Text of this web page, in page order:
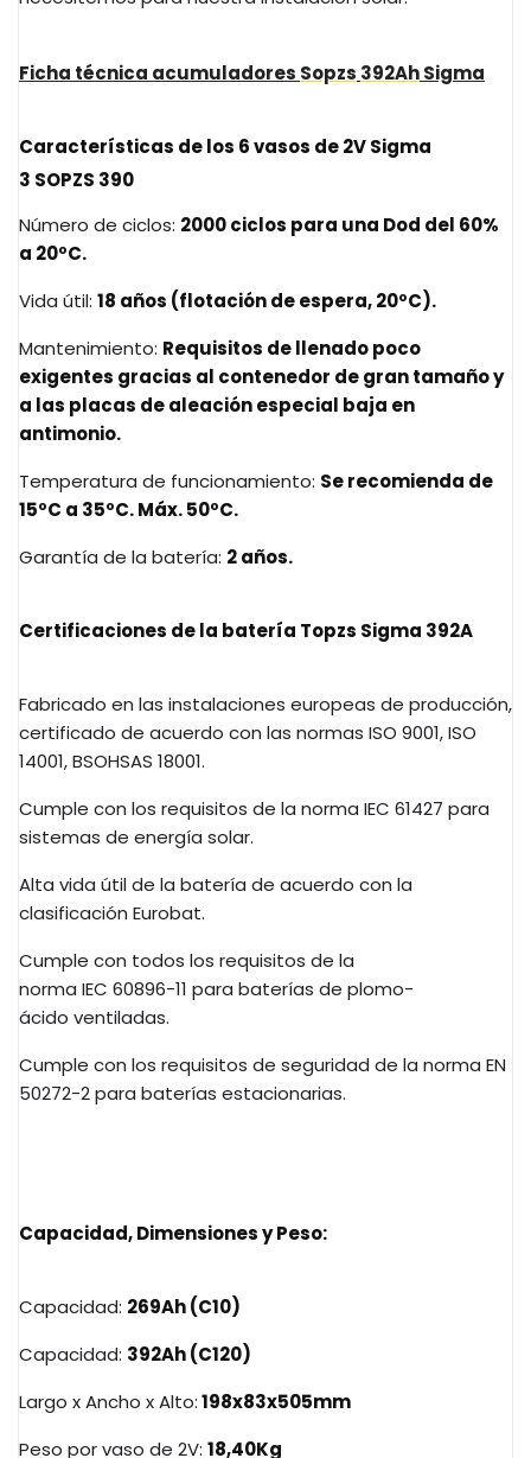
Ficha técnica acumuladores Sopzs 392AhSigma
Características de los 6 vasos de2VSigma
3 SOPZS 390
Número de ciclos: 2000 ciclos para una Dod del 60%
a 20ºC.
Vida útil: 18 años (flotación de espera, 20ºC).
Mantenimiento: Requisitos de llenado poco
exigentes gracias al contenedor de gran tamaño y
a las placas de aleación especial baja en
antimonio.
Temperatura de funcionamiento: Se recomienda de
15ºC a 35ºC. Máx. 50ºC.
Garantía de la batería: 2 años.
Certificaciones de la batería Topzs Sigma 392A
Fabricado en las instalaciones europeas de producción,
certificado de acuerdo con las normas ISO 9001, ISO
14001,BSOHSAS 18001.
Cumple con los requisitos de la norma IEC 61427 para
sistemas de energía solar.
Alta vida útil de la batería de acuerdo con la
clasificación Eurobat.
Cumple con todos los requisitos de la
norma IEC 60896-11 para baterías de plomo-
ácido ventiladas.
Cumple con los requisitos de seguridad de la norma EN
50272-2 para baterías estacionarias.
Capacidad, Dimensiones y Peso:
Capacidad: 269Ah(C10)
Capacidad: 392Ah(C120)
Largo x Ancho x Alto:198x83x505mm
Peso por vaso de 2V: 18,40Kg